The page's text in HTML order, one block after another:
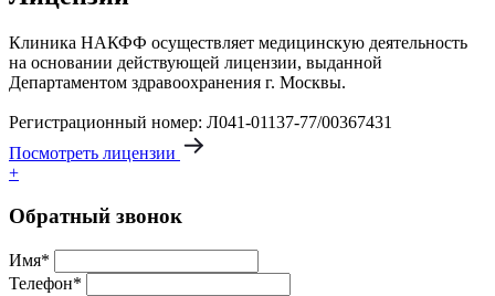
Клиника НАКФФ осуществляет медицинскую деятельность
на основании действующей лицензии, выданной
Департаментом здравоохранения г. Москвы.
Регистрационный номер: Л041-01137-77/00367431
Посмотреть лицензии
+
Обратный звонок
Имя*
Телефон*